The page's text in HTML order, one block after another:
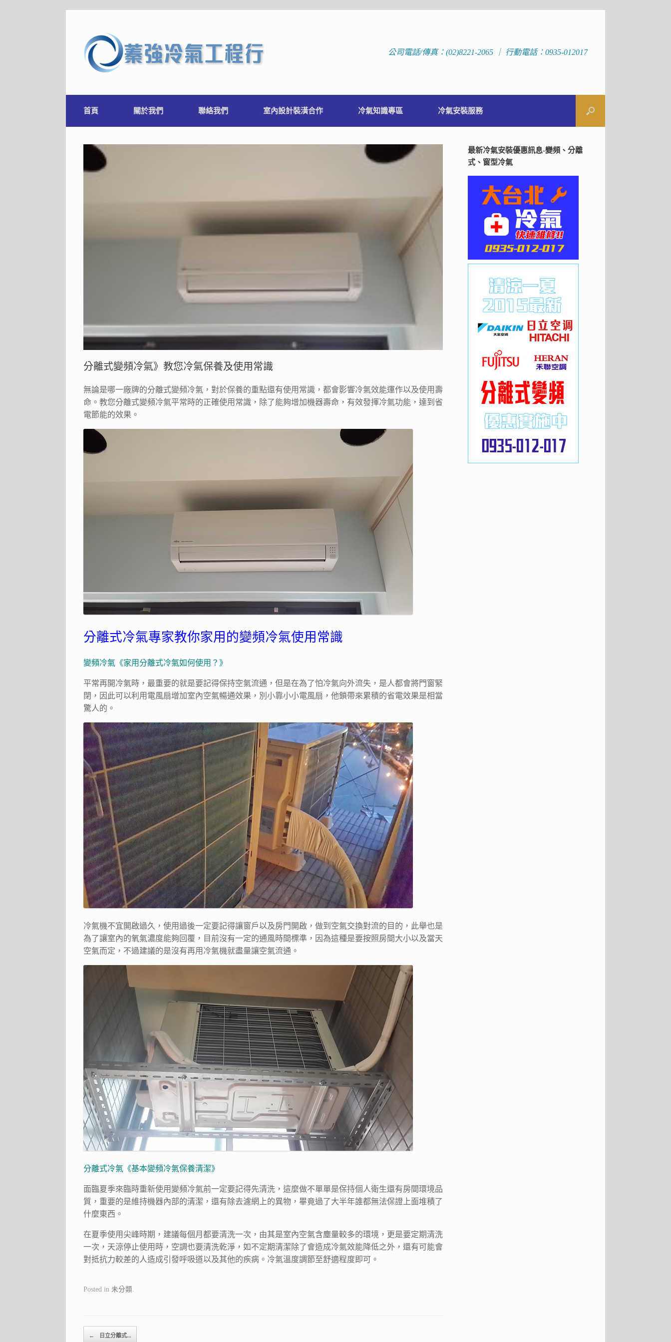
公司電話/傳真：(02)8221-2065 ｜ 行動電話：0935-012017
首頁 關於我們 聯絡我們 室內設計裝潢合作 冷氣知識專區 冷氣安裝服務
分離式變頻冷氣》教您冷氣保養及使用常識
無論是哪一廠牌的分離式變頻冷氣，對於保養的重點還有使用常識，都會影響冷氣效能運作以及使用壽
命。教您分離式變頻冷氣平常時的正確使用常識，除了能夠增加機器壽命，有效發揮冷氣功能，達到省
電節能的效果。
分離式冷氣專家教你家用的變頻冷氣使用常識
變頻冷氣《家用分離式冷氣如何使用？》
平常再開冷氣時，最重要的就是要記得保持空氣流通，但是在為了怕冷氣向外流失，是人都會將門窗緊
閉，因此可以利用電風扇增加室內空氣暢通效果，別小靠小小電風扇，他鎖帶來累積的省電效果是相當
驚人的。
冷氣機不宜開啟過久，使用過後一定要記得讓窗戶以及房門開啟，做到空氣交換對流的目的，此舉也是
為了讓室內的氧氣濃度能夠回覆，目前沒有一定的通風時間標準，因為這種是要按照房間大小以及當天
空氣而定，不過建議的是沒有再用冷氣機就盡量讓空氣流通。
分離式冷氣《基本變頻冷氣保養清潔》
面臨夏季來臨時重新使用變頻冷氣前一定要記得先清洗，這麼做不單單是保持個人衛生還有房間環境品
質，重要的是維持機器內部的清潔，還有除去濾網上的異物，畢竟過了大半年誰都無法保證上面堆積了
什麼東西。
在夏季使用尖峰時期，建議每個月都要清洗一次，由其是室內空氣含塵量較多的環境，更是要定期清洗
一次，天涼停止使用時，空調也要清洗乾淨，如不定期清潔除了會造成冷氣效能降低之外，還有可能會
對抵抗力較差的人造成引發呼吸道以及其他的疾病。冷氣溫度調節至舒適程度即可。
Posted in 未分類
Post navigation
← 日立分離式...
最新冷氣安裝優惠訊息-變頻、分離
式、窗型冷氣